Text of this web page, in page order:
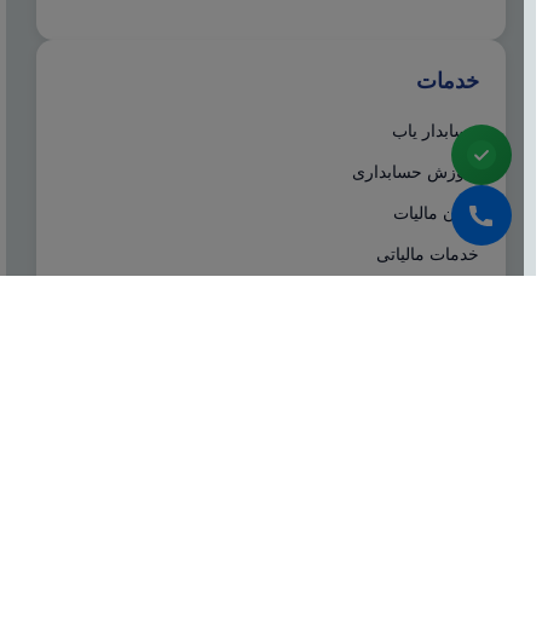
خدمات
حسابدار یاب
آموزش حسابداری
ایران مالیات
خدمات مالیاتی